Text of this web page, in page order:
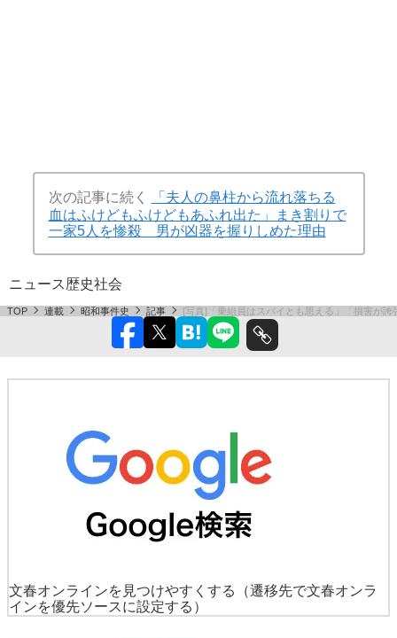
次の記事に続く
「夫人の鼻柱から流れ落ちる
血はふけどもふけどもあふれ出た」まき割りで
一家5人を惨殺 男が凶器を握りしめた理由
ニュース歴史社会
TOP 連載 昭和事件史 記事 [写真]「乗組員はスパイとも思える」「損害が
文春オンラインを見つけやすくする
（遷移先で文春オンラ
インを優先ソースに設定する）